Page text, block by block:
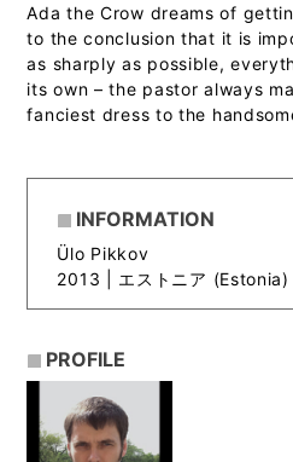
Ada the Crow dreams of
to the conclusion that it is
as sharply as possible,
its own – the pastor always
fanciest dress to the
INFORMATION
Ülo Pikkov
2013 | エストニア
PROFILE